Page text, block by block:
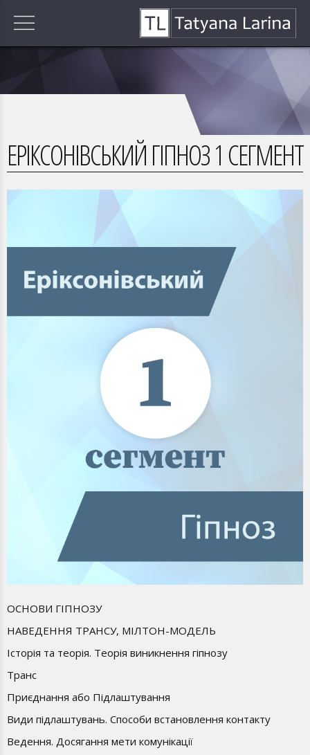
ЕРІКСОНІВСЬКИЙ ГІПНОЗ 1 СЕГМЕНТ
ОСНОВИ ГІПНОЗУ
НАВЕДЕННЯ ТРАНСУ, МІЛТОН-МОДЕЛЬ
Історія та теорія. Теорія виникнення гіпнозу
Транс
Приєднання або Підлаштування
Види підлаштувань. Способи встановлення контакту
Ведення. Досягання мети комунікації